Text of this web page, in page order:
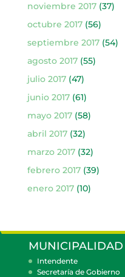
noviembre 2017(37)
octubre 2017(56)
septiembre 2017(54)
agosto 2017(55)
julio 2017(47)
junio 2017(61)
mayo 2017(58)
abril 2017(32)
marzo 2017(32)
febrero 2017(39)
enero 2017(10)
MUNICIPALIDAD
Intendente
Secretaría de Gobierno